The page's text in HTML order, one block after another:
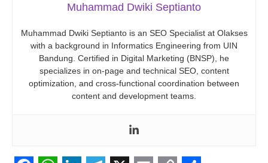
Muhammad Dwiki Septianto
Muhammad Dwiki Septianto is an SEO Specialist at Olakses
with a background in Informatics Engineering from UIN
Bandung. Certified in Digital Marketing (BNSP), he
specializes in on-page and technical SEO, content
optimization, and cross-functional coordination between
content and development teams.